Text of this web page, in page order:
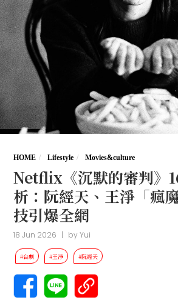
HOME Lifestyle Movies&culture
Netflix《沉默的審判》
析：阮經天、王淨「瘋
技引爆全網
18 Jun 2026 | byYui
#台劇 #王淨 #阮經天